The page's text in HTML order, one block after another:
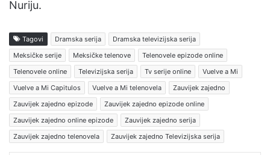
Nuriju.
Tagovi Dramska serija
Dramska televizijska serija
Meksičke serije
Meksičke telenove
Telenovele epizode online
Telenovele online
Televizijska serija Tv serije online
Vuelve a Mi
Vuelve a Mi Capitulos
Vuelve a Mi telenovela
Zauvijek zajedno
Zauvijek zajedno epizode
Zauvijek zajedno epizode online
Zauvijek zajedno online epizode
Zauvijek zajedno serija
Zauvijek zajedno telenovela
Zauvijek zajedno Televizijska serija